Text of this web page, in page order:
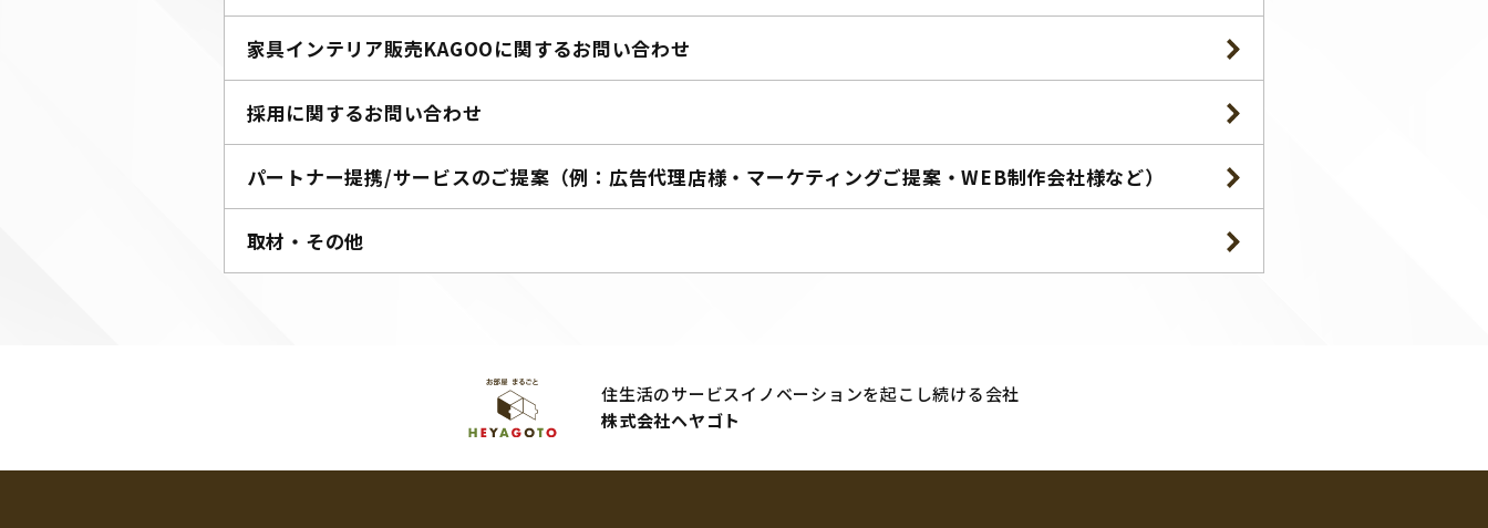
家具インテリア販売KAGOOに関するお問い合わせ
採用に関するお問い合わせ
パートナー提携/サービスのご提案（例：広告代理店様・マーケティングご提案・WEB制作会社様など）
取材・その他
住生活のサービスイノベーションを起こし続ける会社
株式会社ヘヤゴト